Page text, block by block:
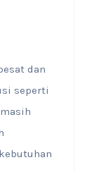
dan
seperti